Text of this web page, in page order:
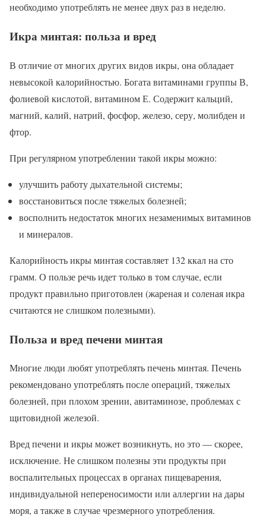
необходимо употреблять не менее двух раз в неделю.
Икра минтая: польза и вред
В отличие от многих других видов икры, она обладает
невысокой калорийностью. Богата витаминами группы В,
фолиевой кислотой, витамином Е. Содержит кальций,
магний, калий, натрий, фосфор, железо, серу, молибден и
фтор.
При регулярном употреблении такой икры можно:
улучшить работу дыхательной системы;
восстановиться после тяжелых болезней;
восполнить недостаток многих незаменимых витаминов
и минералов.
Калорийность икры минтая составляет 132 ккал на сто
грамм. О пользе речь идет только в том случае, если
продукт правильно приготовлен (жареная и соленая икра
считаются не слишком полезными).
Польза и вред печени минтая
Многие люди любят употреблять печень минтая. Печень
рекомендовано употреблять после операций, тяжелых
болезней, при плохом зрении, авитаминозе, проблемах с
щитовидной железой.
Вред печени и икры может возникнуть, но это — скорее,
исключение. Не слишком полезны эти продукты при
воспалительных процессах в органах пищеварения,
индивидуальной непереносимости или аллергии на дары
моря, а также в случае чрезмерного употребления.